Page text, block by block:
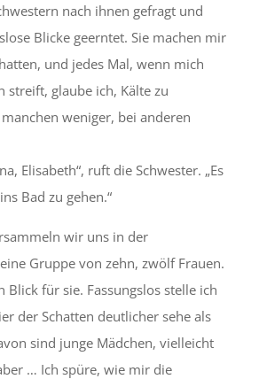
nach ihnen gefragt und
Blicke geerntet. Sie machen mir
und jedes Mal, wenn mich
streift, glaube ich, Kälte zu
weniger, bei anderen
Elisabeth“, ruft die Schwester. „Es
Bad zu gehen.“
wir uns in der
Gruppe von zehn, zwölf Frauen.
Blick für sie. Fassungslos stelle ich
der Schatten deutlicher sehe als
sind junge Mädchen, vielleicht
… Ich spüre, wie mir die